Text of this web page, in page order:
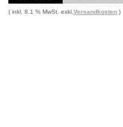
( inkl. 8.1 % MwSt. exkl. Versandkosten )